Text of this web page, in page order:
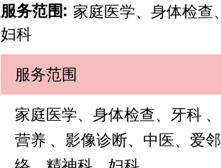
服务范围: 家庭医学、身体检查
妇科
服务范围
家庭医学、身体检查、牙科
营养 、影像诊断、中医、爱